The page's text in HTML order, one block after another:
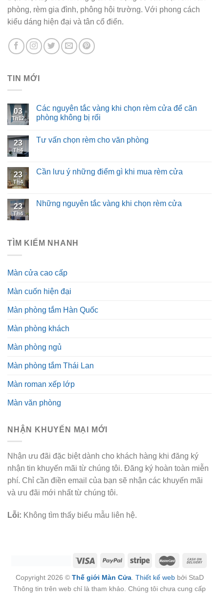
phòng, rèm gia đình, phông hội trường. Với phong cách
kiểu dáng hiện đại và tân cổ điển.
TIN MỚI
03
Th12
Các nguyên tắc vàng khi chọn rèm cửa để căn
phòng không bị rối
23
Th4
Tư vấn chọn rèm cho văn phòng
23
Th4
Cần lưu ý những điểm gì khi mua rèm cửa
23
Th4
Những nguyên tắc vàng khi chọn rèm cửa
TÌM KIẾM NHANH
Màn cửa cao cấp
Màn cuốn hiện đại
Màn phòng tắm Hàn Quốc
Màn phòng khách
Màn phòng ngủ
Màn phòng tắm Thái Lan
Màn roman xếp lớp
Màn văn phòng
NHẬN KHUYẾN MẠI MỚI
Nhận ưu đãi đặc biệt dành cho khách hàng khi đăng ký
nhận tin khuyến mãi từ chúng tôi. Đăng ký hoàn toàn miễn
phí. Chỉ cần điền email của bạn sẽ nhận các khuyến mãi
và ưu đãi mới nhất từ chúng tôi.
Lỗi: Không tìm thấy biểu mẫu liên hệ.
Copyright 2026 © Thế giới Màn Cửa. Thiết kế webbởi StaD
Thông tin trên web chỉ là tham khảo. Chúng tôi chưa cung cấp